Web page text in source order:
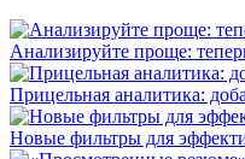
Анализируйте проще:
Прицельная аналитика:
Новые фильтры для